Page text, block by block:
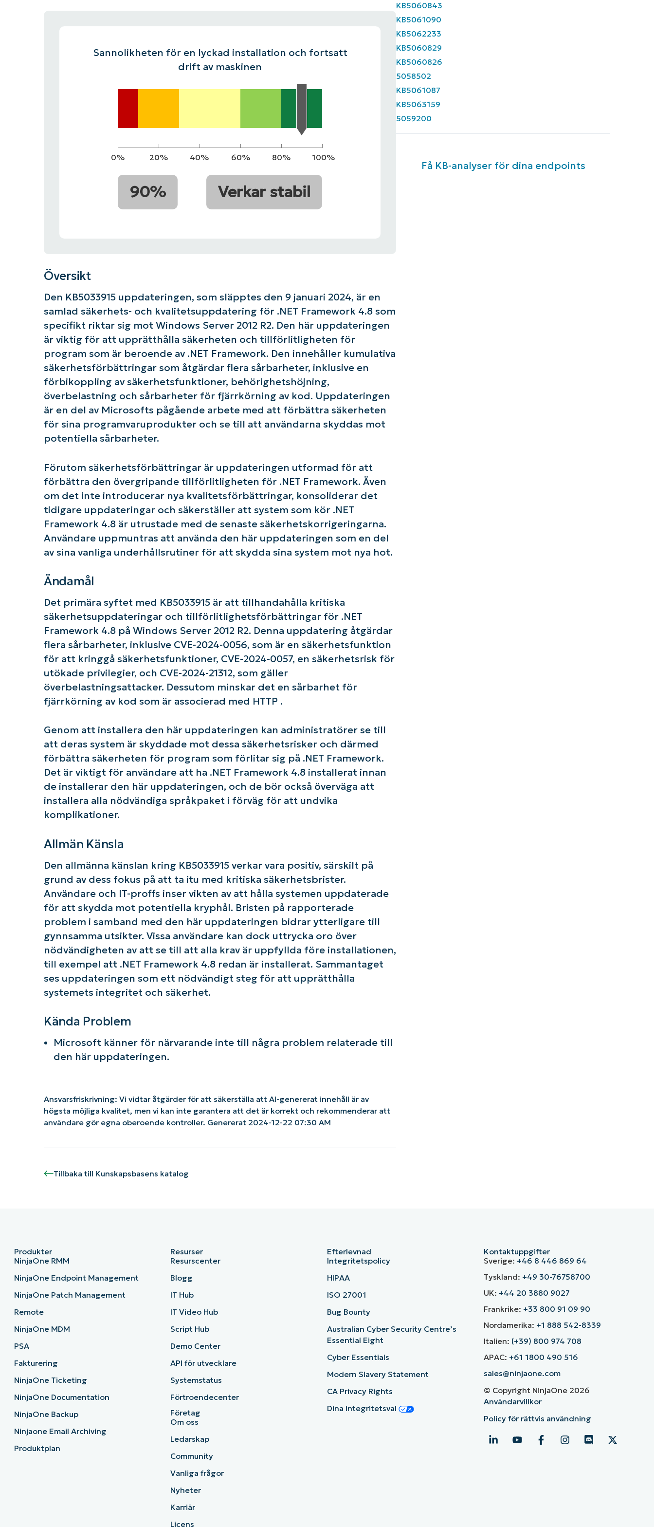
Sannolikheten för en lyckad installation och fortsatt
drift av maskinen
0% 20% 40% 60% 80% 100%
90% Verkar stabil
Översikt
Den KB5033915 uppdateringen, som släpptes den 9 januari 2024, är en
samlad säkerhets- och kvalitetsuppdatering för .NET Framework 4.8 som
specifikt riktar sig mot Windows Server 2012 R2. Den här uppdateringen
är viktig för att upprätthålla säkerheten och tillförlitligheten för
program som är beroende av .NET Framework. Den innehåller kumulativa
säkerhetsförbättringar som åtgärdar flera sårbarheter, inklusive en
förbikoppling av säkerhetsfunktioner, behörighetshöjning,
överbelastning och sårbarheter för fjärrkörning av kod. Uppdateringen
är en del av Microsofts pågående arbete med att förbättra säkerheten
för sina programvaruprodukter och se till att användarna skyddas mot
potentiella sårbarheter.
Förutom säkerhetsförbättringar är uppdateringen utformad för att
förbättra den övergripande tillförlitligheten för .NET Framework. Även
om det inte introducerar nya kvalitetsförbättringar, konsoliderar det
tidigare uppdateringar och säkerställer att system som kör .NET
Framework 4.8 är utrustade med de senaste säkerhetskorrigeringarna.
Användare uppmuntras att använda den här uppdateringen som en del
av sina vanliga underhållsrutiner för att skydda sina system mot nya hot.
Ändamål
Det primära syftet med KB5033915 är att tillhandahålla kritiska
säkerhetsuppdateringar och tillförlitlighetsförbättringar för .NET
Framework 4.8 på Windows Server 2012 R2. Denna uppdatering åtgärdar
flera sårbarheter, inklusive CVE-2024-0056, som är en säkerhetsfunktion
för att kringgå säkerhetsfunktioner, CVE-2024-0057, en säkerhetsrisk för
utökade privilegier, och CVE-2024-21312, som gäller
överbelastningsattacker. Dessutom minskar det en sårbarhet för
fjärrkörning av kod som är associerad med HTTP .
Genom att installera den här uppdateringen kan administratörer se till
att deras system är skyddade mot dessa säkerhetsrisker och därmed
förbättra säkerheten för program som förlitar sig på .NET Framework.
Det är viktigt för användare att ha .NET Framework 4.8 installerat innan
de installerar den här uppdateringen, och de bör också överväga att
installera alla nödvändiga språkpaket i förväg för att undvika
komplikationer.
Allmän Känsla
Den allmänna känslan kring KB5033915 verkar vara positiv, särskilt på
grund av dess fokus på att ta itu med kritiska säkerhetsbrister.
Användare och IT-proffs inser vikten av att hålla systemen uppdaterade
för att skydda mot potentiella kryphål. Bristen på rapporterade
problem i samband med den här uppdateringen bidrar ytterligare till
gynnsamma utsikter. Vissa användare kan dock uttrycka oro över
nödvändigheten av att se till att alla krav är uppfyllda före installationen,
till exempel att .NET Framework 4.8 redan är installerat. Sammantaget
ses uppdateringen som ett nödvändigt steg för att upprätthålla
systemets integritet och säkerhet.
Kända Problem
Microsoft känner för närvarande inte till några problem relaterade till
den här uppdateringen.
Ansvarsfriskrivning: Vi vidtar åtgärder för att säkerställa att AI-genererat innehåll är av
högsta möjliga kvalitet, men vi kan inte garantera att det är korrekt och rekommenderar att
användare gör egna oberoende kontroller. Genererat 2024-12-22 07:30 AM
Tillbaka till Kunskapsbasens katalog
KB5060843
KB5061090
KB5062233
KB5060829
KB5060826
5058502
KB5061087
KB5063159
5059200
Få KB-analyser för dina endpoints
Kom igång med NinjaOne AI-drivna KB-analyser!
First
last
name*
Business
email*
number*
Company
name*
Produkter
NinjaOne RMM
NinjaOne Endpoint Management
NinjaOne Patch Management
Remote
NinjaOne MDM
PSA
Fakturering
NinjaOne Ticketing
NinjaOne Documentation
NinjaOne Backup
Ninjaone Email Archiving
Produktplan
Resurser
Resurscenter
Blogg
IT Hub
IT Video Hub
Script Hub
Demo Center
API för utvecklare
Systemstatus
Förtroendecenter
Företag
Om oss
Ledarskap
Community
Vanliga frågor
Nyheter
Karriär
Licens
Efterlevnad
Integritetspolicy
HIPAA
ISO 27001
Bug Bounty
Australian Cyber Security Centre’s
Essential Eight
Cyber Essentials
Modern Slavery Statement
CA Privacy Rights
Dina integritetsval
Kontaktuppgifter
Sverige: +46 8 446 869 64
Tyskland: +49 30-76758700
UK: +44 20 3880 9027
Frankrike: +33 800 91 09 90
Nordamerika: +1 888 542-8339
Italien: (+39) 800 974 708
APAC: +61 1800 490 516
sales@ninjaone.com
© Copyright NinjaOne 2026
Användarvillkor
Policy för rättvis användning